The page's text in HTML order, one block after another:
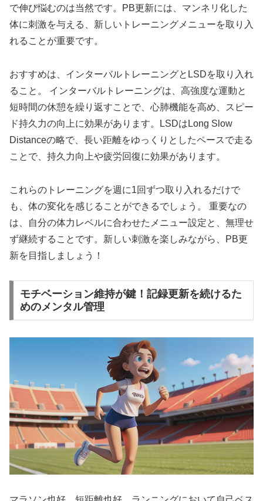
で伸び悩むのは当然です。PB更新には、マンネリ化した
体に刺激を与える、新しいトレーニングメニューを取り入
れることが重要です。
おすすめは、インターバルトレーニングとLSDを取り入れ
ること。
インターバルトレーニングは、高強度な運動と
短時間の休憩を繰り返すことで、心肺機能を高め、スピー
ド持久力の向上に効果があります。LSDはLong Slow
Distanceの略で、長い距離をゆっくりとしたペースで走る
ことで、持久力向上や疲労回復に効果があります。
これらのトレーニングを週に1回ずつ取り入れるだけで
も、体の変化を感じることができるでしょう。
重要なの
は、自分の体力レベルに合わせたメニュー設定と、無理せ
ず継続することです。新しい刺激を楽しみながら、PB更
新を目指しましょう！
モチベーション維持が鍵！記録更新を続けるた
めのメンタル管理